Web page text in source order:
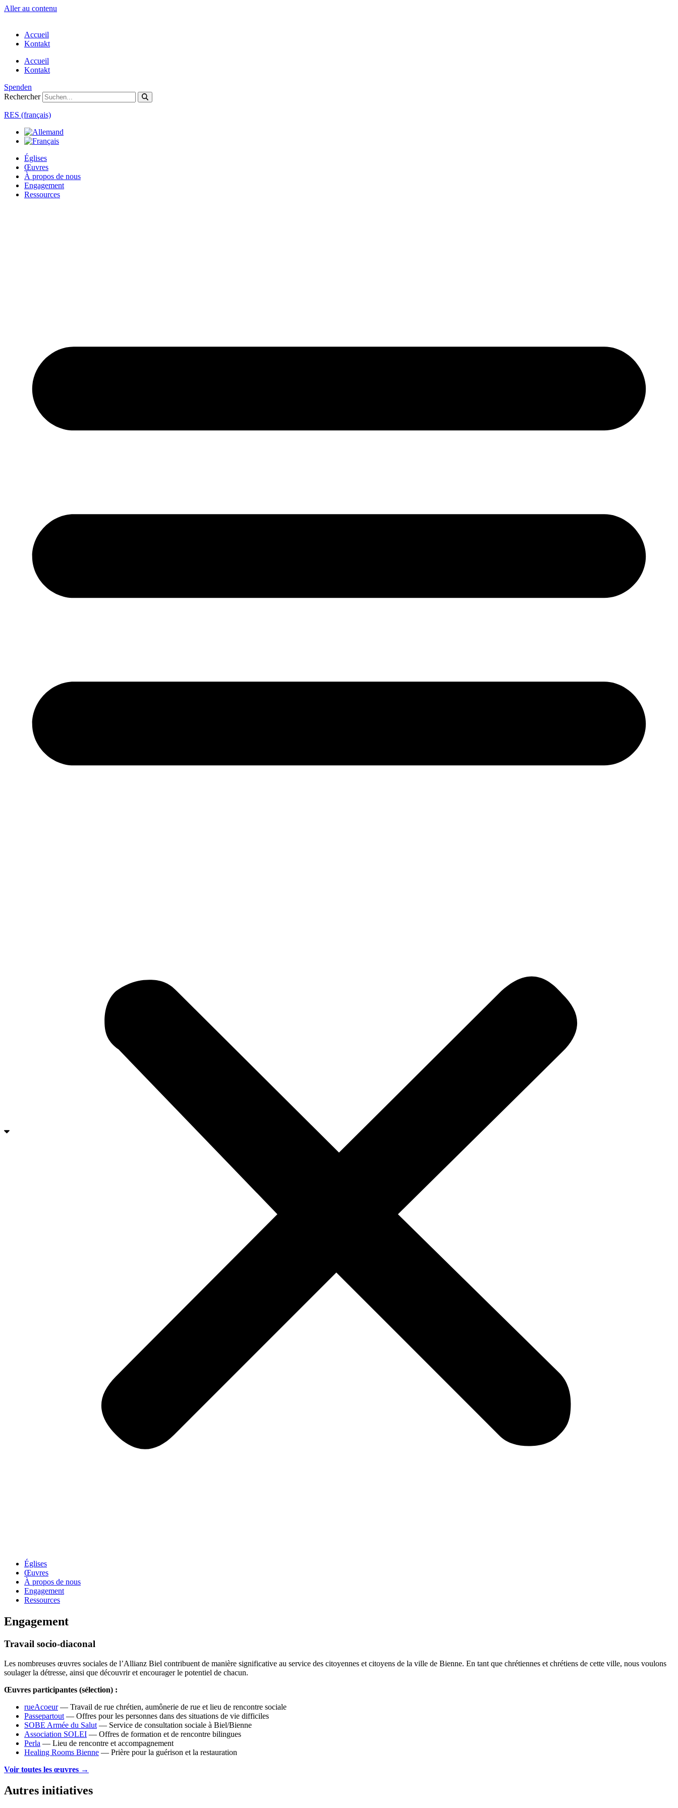
Aller au contenu
Accueil
Kontakt
Accueil
Kontakt
Spenden
Rechercher
RES (français)
Églises
Œuvres
À propos de nous
Engagement
Ressources
Églises
Œuvres
À propos de nous
Engagement
Ressources
Engagement
Travail socio-diaconal
Les nombreuses œuvres sociales de l’Allianz Biel contribuent de manière significative au service des citoyennes et citoyens de la ville de Bienne. En tant que chrétiennes et chrétiens de cette ville, nous voulons
soulager la détresse, ainsi que découvrir et encourager le potentiel de chacun.
Œuvres participantes (sélection) :
rueAcoeur— Travail de rue chrétien, aumônerie de rue et lieu de rencontre sociale
Passepartout — Offres pour les personnes dans des situations de vie difficiles
SOBE Armée du Salut — Service de consultation sociale à Biel/Bienne
Association SOLEI — Offres de formation et de rencontre bilingues
Perla — Lieu de rencontre et accompagnement
Healing Rooms Bienne — Prière pour la guérison et la restauration
Voir toutes les œuvres →
Autres initiatives